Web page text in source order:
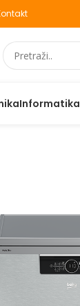
Informatika